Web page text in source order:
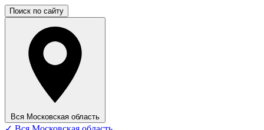
Поиск по сайту
Вся Московская область